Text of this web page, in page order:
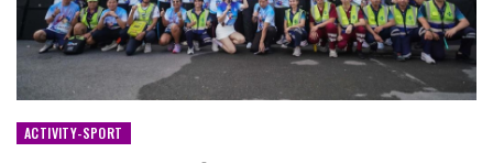
ACTIVITY-SPORT